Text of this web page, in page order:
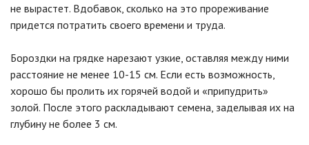
не вырастет. Вдобавок, сколько на это прореживание
придется потратить своего времени и труда.
Бороздки на грядке нарезают узкие, оставляя между ними
расстояние не менее 10-15 см. Если есть возможность,
хорошо бы пролить их горячей водой и «припудрить»
золой. После этого раскладывают семена, заделывая их на
глубину не более 3 см.